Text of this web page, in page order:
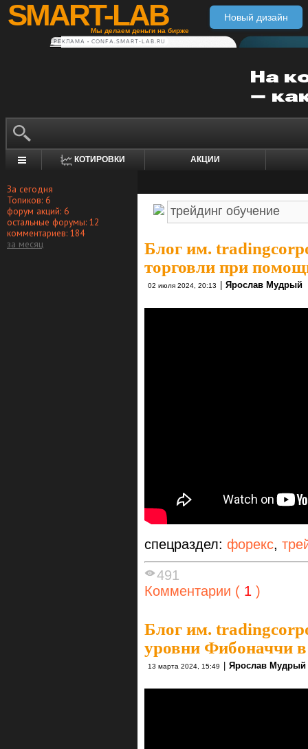
SMART-LAB
Мы делаем деньги на бирже
Новый дизайн
РЕКЛАМА • CONFA.SMART-LAB.RU
КОТИРОВКИ АКЦИИ
За сегодня
Топиков: 6
форум акций: 6
остальные форумы: 12
комментариев: 184
за месяц
Блог им.
торговли при
02 июля 2024, 20:13 Ярослав Мудрый
спецраздел: форекс,
491
Комментарии ( 1 )
Блог им.
уровни Фибоначчи в
13 марта 2024, 15:49 | Ярослав Мудрый